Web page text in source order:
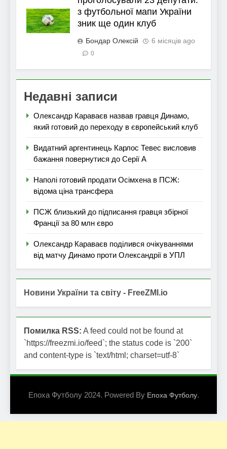
з футбольної мапи України
зник ще один клуб
Бондар Олексій 6 місяців ago
0
Недавні записи
Олександр Караваєв назвав гравця Динамо,
який готовий до переходу в європейський клуб
Видатний аргентинець Карлос Тевес висловив
бажання повернутися до Серії А
Наполі готовий продати Осімхена в ПСЖ:
відома ціна трансфера
ПСЖ близький до підписання гравця збірної
Франції за 80 млн євро
Олександр Караваєв поділився очікуваннями
від матчу Динамо проти Олександрії в УПЛ
Новини України та світу - FreeZMI.io
Помилка RSS: A feed could not be found at
`https://freezmi.io/feed`; the status code is `200`
and content-type is `text/html; charset=utf-8`
Епоха Футболу 2024. Powered By Епоха Футболу.